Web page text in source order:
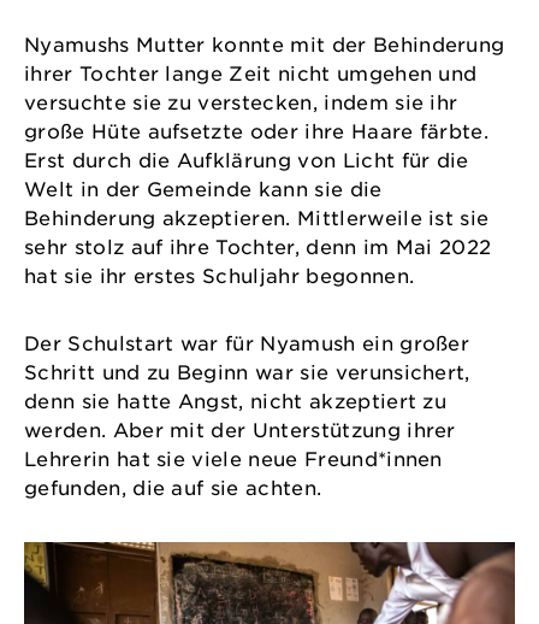
Nyamushs Mutter konnte mit der Behinderung
ihrer Tochter lange Zeit nicht umgehen und
versuchte sie zu verstecken, indem sie ihr
große Hüte aufsetzte oder ihre Haare färbte.
Erst durch die Aufklärung von Licht für die
Welt in der Gemeinde kann sie die
Behinderung akzeptieren. Mittlerweile ist sie
sehr stolz auf ihre Tochter, denn im Mai 2022
hat sie ihr erstes Schuljahr begonnen.
Der Schulstart war für Nyamush ein großer
Schritt und zu Beginn war sie verunsichert,
denn sie hatte Angst, nicht akzeptiert zu
werden. Aber mit der Unterstützung ihrer
Lehrerin hat sie viele neue Freund*innen
gefunden, die auf sie achten.